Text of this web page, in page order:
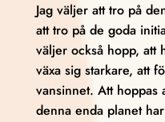
Jag väljer att tro på
att tro på de goda
väljer också hopp, att
växa sig starkare, att
vansinnet. Att hoppas
denna enda planet